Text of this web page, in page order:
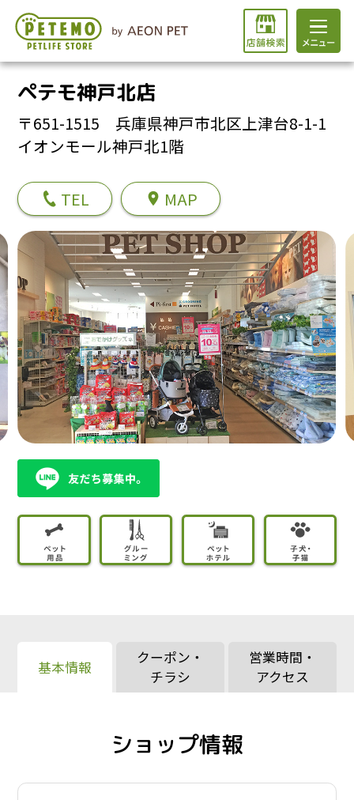
ペテモ神戸北店
〒651-1515 兵庫県神戸市北区上津台8-1-1
イオンモール神戸北1階
TEL MAP
基本情報
クーポン・
チラシ
営業時間・
アクセス
ショップ情報